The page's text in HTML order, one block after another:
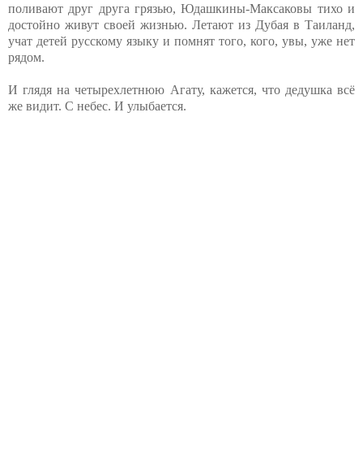
поливают друг друга грязью, Юдашкины-Максаковы тихо и
достойно живут своей жизнью. Летают из Дубая в Таиланд,
учат детей русскому языку и помнят того, кого, увы, уже нет
рядом.
И глядя на четырехлетнюю Агату, кажется, что дедушка всё
же видит. С небес. И улыбается.